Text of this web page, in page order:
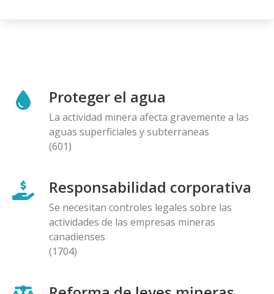
Proteger el agua
La actividad minera afecta gravemente a las
aguas superficiales y subterraneas
(601)
Responsabilidad corporativa
Se necesitan controles legales sobre las
actividades de las empresas mineras
canadienses
(1704)